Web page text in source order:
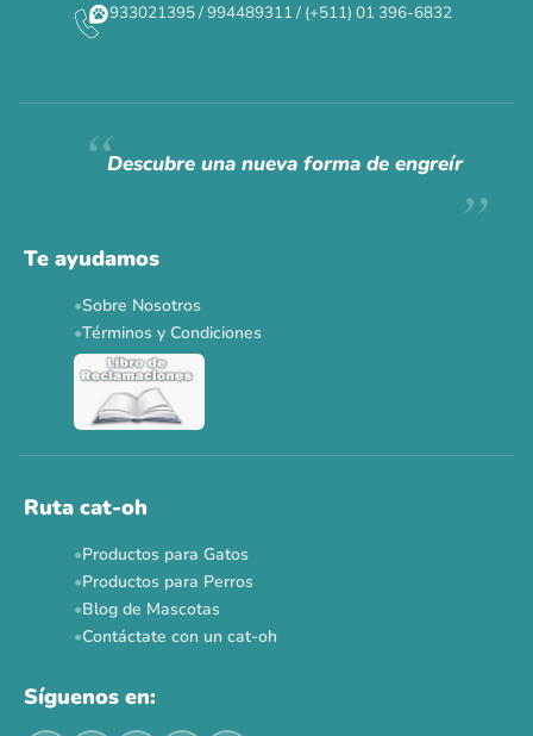
Siempre fuimosraros.
Ver todas las promos 🐾
933021395 / 994489311 / (+511) 01 396-6832
Descubre una nueva forma de engreír
Te ayudamos
Sobre Nosotros
Términos y Condiciones
Ruta cat-oh
Productos para Gatos
Productos para Perros
Blog de Mascotas
Contáctate con un cat-oh
Síguenos en: